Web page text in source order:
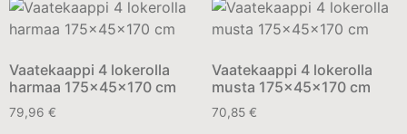
Vaatekaappi 4 lokerolla
harmaa 175x45x170 cm
79,96 €
Vaatekaappi 4 lokerolla
musta 175x45x170 cm
70,85 €